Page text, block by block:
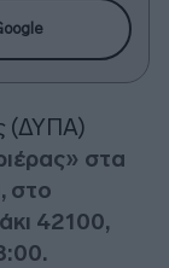
(ΔΥΠΑ)
στα
στο
42100,